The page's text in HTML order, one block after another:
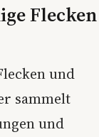
Flecken
und
sammelt
und